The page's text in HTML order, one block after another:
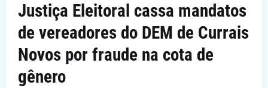
Justiça Eleitoral cassa mandatos
de vereadores do DEM de Currais
Novos por fraude na cota de
gênero